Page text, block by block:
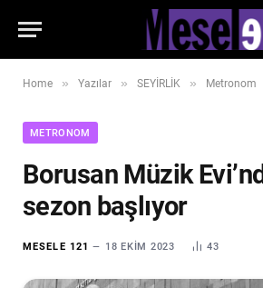
Home » Yazılar » SEYİRLİK » Metronom
METRONOM
Borusan Müzik
sezon başlıyor
MESELE 121 18 EKIM 2023 43